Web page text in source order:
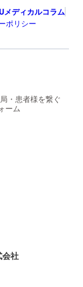
メディカルコラム
ポリシー
・患者様を繋ぐ
ーム
社